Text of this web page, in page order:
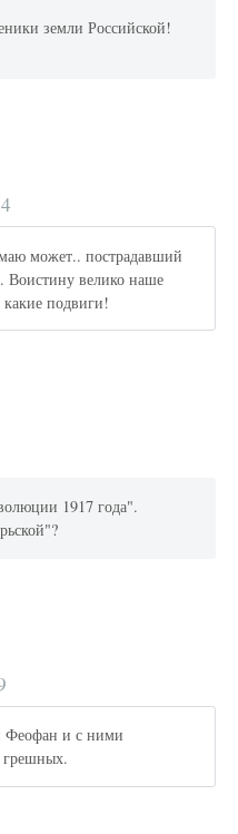
земли Российской!
может.. пострадавший
Воистину велико наше
подвиги!
1917 года".
Феофан и с ними
грешных.